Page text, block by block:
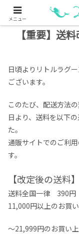
【重要】送
日頃よりリトルラグ
ございます。
このたび、配送方法
日より、送料を以下
た。
通販サイトでのご利
す。
【改定後の送料】
送料全国一律 390円
11,000円以上のお買
～21,999円のお買い
メニュー